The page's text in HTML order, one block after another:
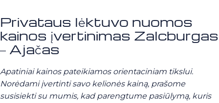
Privataus lėktuvo nuomos
kainos įvertinimas Zalcburgas
– Ajačas
Apatiniai kainos pateikiamos orientaciniam tikslui.
Norėdami įvertinti savo kelionės kainą, prašome
susisiekti su mumis, kad parengtume pasiūlymą, kuris